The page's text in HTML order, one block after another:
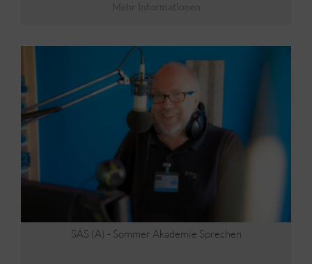
Mehr Informationen
SAS (A) - Sommer Akademie Sprechen